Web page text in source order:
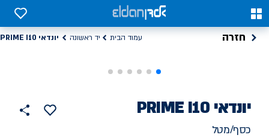
0
0
חזרה עמוד הבית יד ראשונה יונדאי PRIME I10
רכב
יד
יונדאי PRIME I10
הוסף
למועדפים
כסף/מטל